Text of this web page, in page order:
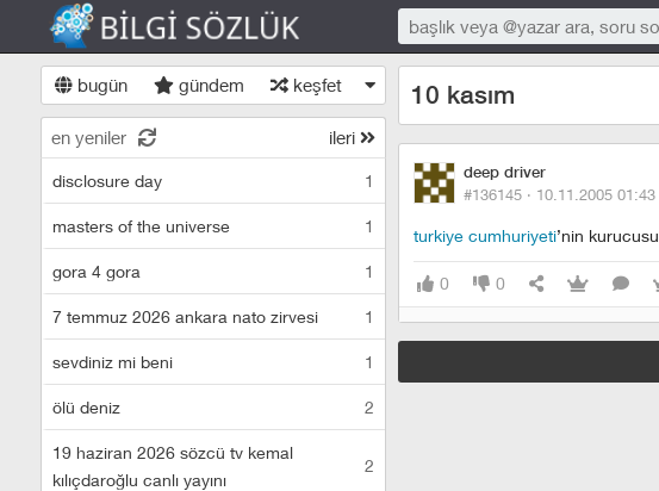
bugün gündem keşfet
en yeniler ileri
disclosure day 1
masters of the universe 1
gora 4 gora 1
7 temmuz 2026 ankara nato zirvesi 1
sevdiniz mi beni 1
ölü deniz 2
19 haziran 2026 sözcü tv kemal
kılıçdaroğlu canlı yayını
2
10 kasım
deep driver
#136145 · 10.11.2005 01:43
turkiye cumhuriyeti’nin kurucusu
0 0